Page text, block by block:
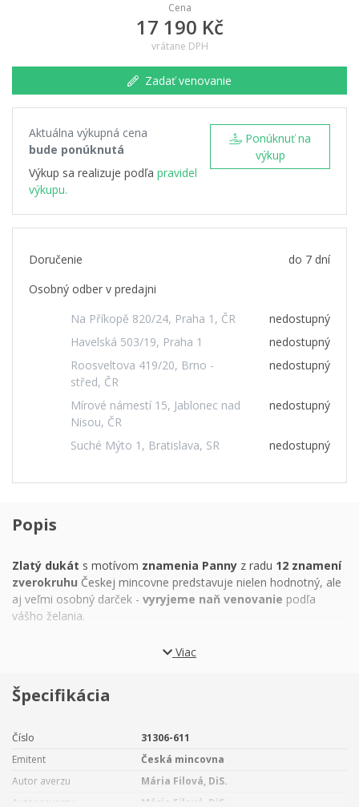
Cena
17 190 Kč
vrátane DPH
Zadať venovanie
Aktuálna výkupná cena
bude ponúknutá
Výkup sa realizuje podľa pravidel
výkupu.
výkup
Doručenie
do 7 dní
Osobný odber v predajni
Na Příkopě 820/24, Praha 1, ČR
nedostupný
Havelská 503/19, Praha 1
nedostupný
Roosveltova 419/20, Brno -
střed, ČR
nedostupný
Mírové námestí 15, Jablonec nad
Nisou, ČR
nedostupný
Suché Mýto 1, Bratislava, SR nedostupný
Popis
Zlatý dukát s motívom znamenia Panny z radu 12 znamení
zverokruhu Českej mincovne predstavuje nielen hodnotný, ale
aj veľmi osobný darček - vyryjeme naň venovanie podľa
vášho želania.
Pannám patrí vedľa rovnomenného súhvezdia mnoho ďalších
atribútov, ktoré ovplyvňujú ich život a charakter. Ich živlom
Panny sú totiž usilovné metodické stvorenia, ktoré
dosiahnuť všetky vytýčené ciele. Kovom, ktorý je Pannám
vlastným, je živá
a planétou, ktorá im vládne, je
symbol rozumu a analytického myslenia. Farbou Panny
jesivá.
Viac
Špecifikácia
Číslo
31306-611
Emitent
Česká mincovna
Autor averzu
Mária Filová, DiS.
Autor reverzu
Mária Filová, DiS.